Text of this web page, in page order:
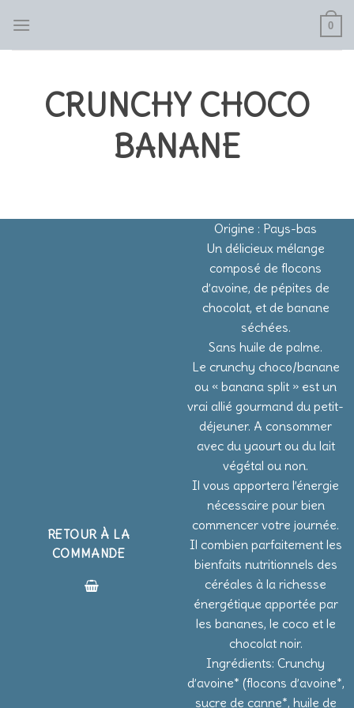
content
0
CRUNCHY CHOCO
BANANE
RETOUR À LA
COMMANDE
Origine : Pays-bas
Un délicieux mélange
composé de flocons
d’avoine, de pépites de
chocolat, et de banane
séchées.
Sans huile de palme.
Le crunchy choco/banane
ou « banana split » est un
vrai allié gourmand du petit-
déjeuner. A consommer
avec du yaourt ou du lait
végétal ou non.
Il vous apportera l’énergie
nécessaire pour bien
commencer votre journée.
Il combien parfaitement les
bienfaits nutritionnels des
céréales à la richesse
énergétique apportée par
les bananes, le coco et le
chocolat noir.
Ingrédients: Crunchy
d’avoine* (flocons d’avoine*,
sucre de canne*, huile de